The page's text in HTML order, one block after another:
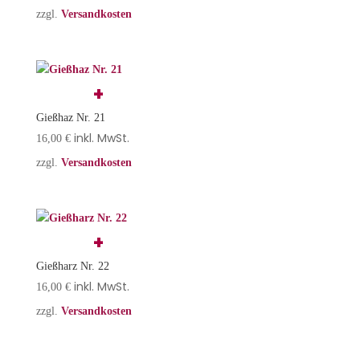
zzgl. Versandkosten
Gießhaz Nr. 21
16,00 € inkl. MwSt.
zzgl. Versandkosten
Gießharz Nr. 22
16,00 € inkl. MwSt.
zzgl. Versandkosten